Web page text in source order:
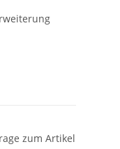
zum Artikel